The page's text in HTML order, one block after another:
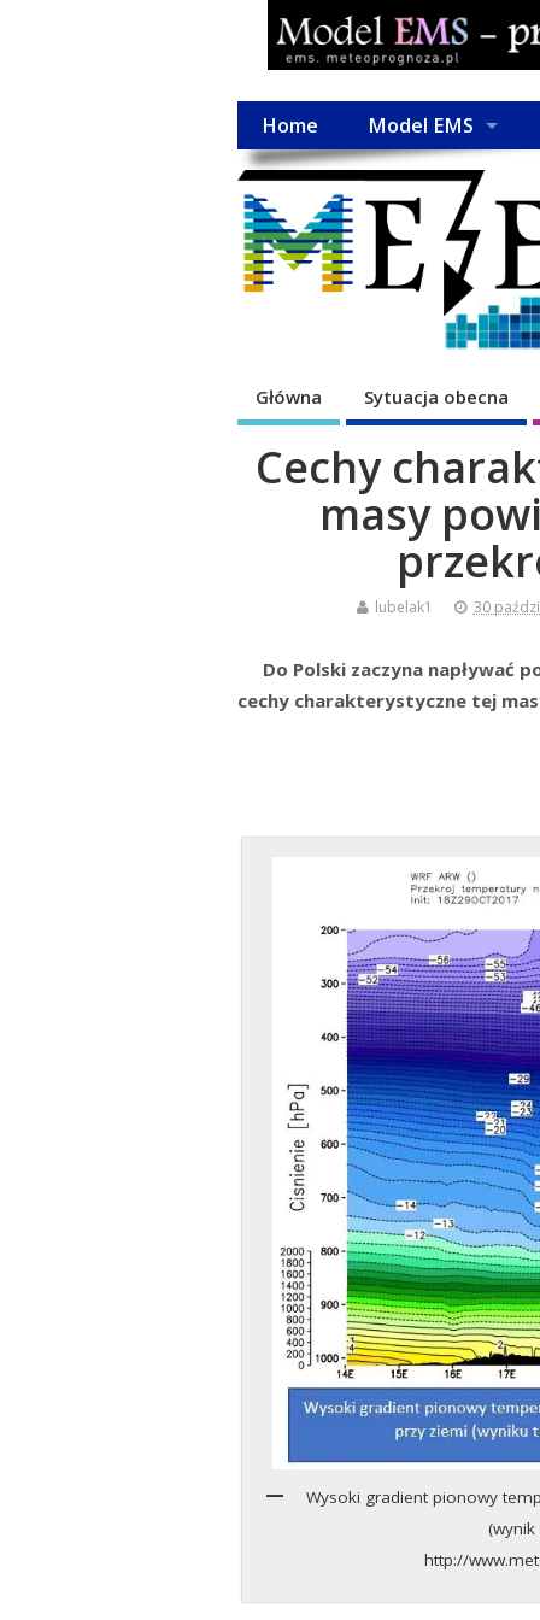
Home Model EMS
Główna Sytuacja obecna
Cechy
masy
lubelak1 30
Do Polski zaczyna napływać
cechy charakterystyczne tej
Wysoki gradient pionowy
(wynik
http://